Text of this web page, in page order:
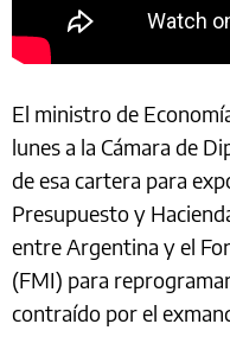
El ministro de
lunes a la Cámara de
de esa cartera para
Presupuesto y
entre Argentina y el
(FMI) para
contraído por el